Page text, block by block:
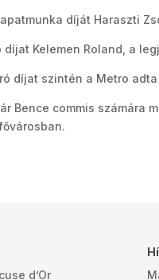
díját Haraszti
Kelemen Roland, a
díjat szintén a Metro
Bence commis számára
d’Or